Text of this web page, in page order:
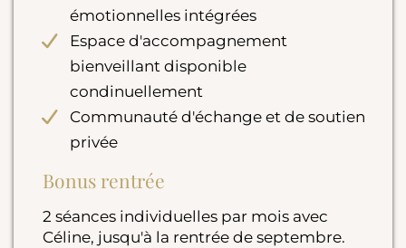
émotionnelles intégrées
Espace d'accompagnement
bienveillant disponible
condinuellement
Communauté d'échange et de soutien
privée
Bonus rentrée
2 séances individuelles par mois avec
Céline, jusqu'à la rentrée de septembre.